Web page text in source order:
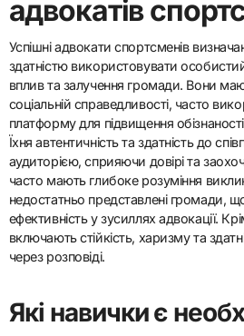
різноманітних зацікавлених сторін
спільної мети, врешті-решт сприяючи
спортивній спільноті.
Які унікальні
визначають
адвокатів
Успішні адвокати спортсменів
соціальній справедливості, часто
платформу для підвищення